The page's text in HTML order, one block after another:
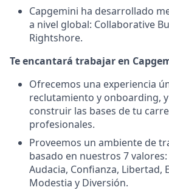
Capgemini ha desarrollado
a nivel global: Collaborative
Rightshore.
Te encantará trabajar en
Ofrecemos una experiencia
reclutamiento y onboarding,
construir las bases de tu
profesionales.
Proveemos un ambiente de
basado en nuestros 7
Audacia, Confianza, Libertad,
Modestia y Diversión.